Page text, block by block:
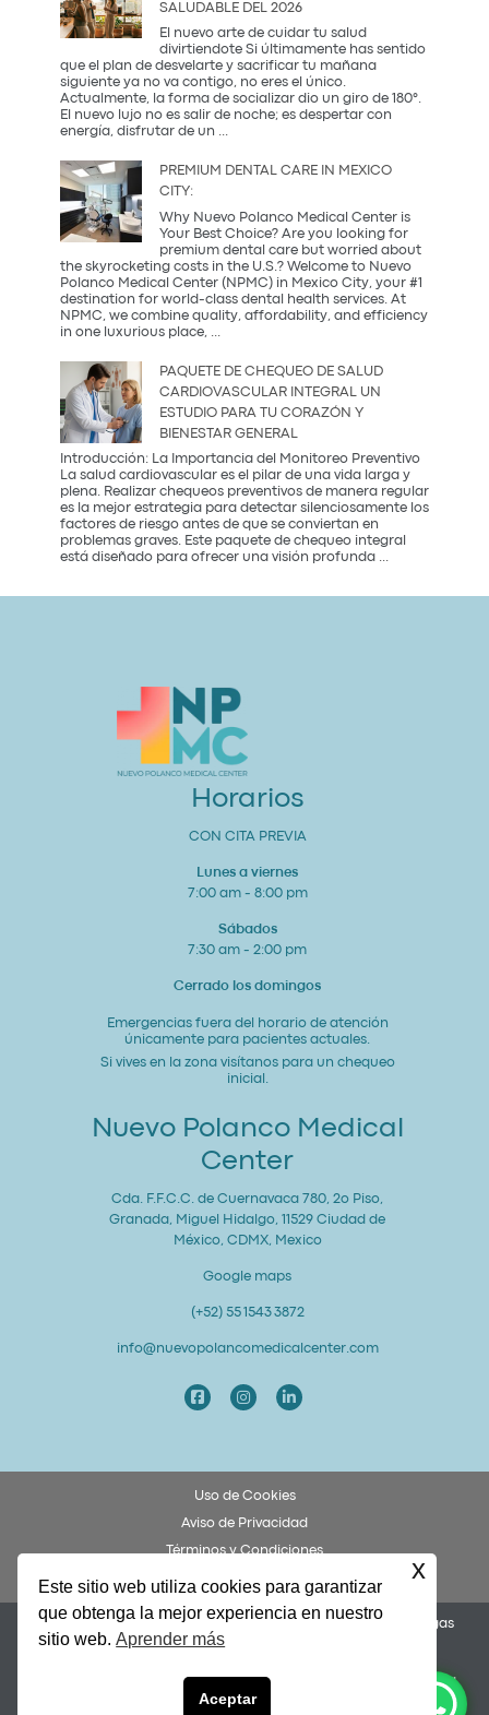
Tradición
SALUDABLE DEL 2026
El nuevo arte de cuidar tu salud
divirtiendote Si últimamente has sentido
que el plan de desvelarte y sacrificar tu mañana
siguiente ya no va contigo, no eres el único.
Actualmente, la forma de socializar dio un giro de 180°.
El nuevo lujo no es salir de noche; es despertar con
energía, disfrutar de un ...
una
Descubre
la
tendencia
más
saludable
del
2026
PREMIUM DENTAL CARE IN MEXICO
CITY:
Why Nuevo Polanco Medical Center is
Your Best Choice? Are you looking for
premium dental care but worried about
the skyrocketing costs in the U.S.? Welcome to Nuevo
Polanco Medical Center (NPMC) in Mexico City, your #1
destination for world-class dental health services. At
NPMC, we combine quality, affordability, and efficiency
in one luxurious place,
Care
Mexico
City:
PAQUETE DE CHEQUEO DE SALUD
CARDIOVASCULAR INTEGRAL UN
ESTUDIO PARA TU CORAZÓN Y
BIENESTAR GENERAL
Introducción: La Importancia del Monitoreo Preventivo
La salud cardiovascular es el pilar de una vida larga y
plena. Realizar chequeos preventivos de manera regular
es la mejor estrategia para detectar silenciosamente los
factores de riesgo antes de que se conviertan en
problemas graves. Este paquete de chequeo integral
está diseñado para ofrecer una visión profunda ...
Horarios
CON CITA PREVIA
Lunes a viernes
7:00 am - 8:00 pm
Sábados
7:30 am - 2:00 pm
Cerrado los domingos
Emergencias fuera del horario de atención
únicamente para pacientes actuales.
Si vives en la zona visítanos para un chequeo
inicial.
Nuevo Polanco Medical
Center
Cda. F.F.C.C. de Cuernavaca 780, 2o Piso,
Granada, Miguel Hidalgo, 11529 Ciudad de
México, CDMX, Mexico
Google maps
(+52) 55 1543 3872
info@nuevopolancomedicalcenter.com
Uso de Cookies
Aviso de Privacidad
Términos y Condiciones
Derechos y Obligaciones del Paciente
Permiso COFEPRIS 253300201A0049. Dr. Federico Ulises Villegas
García, Cédula 8873972.
Nuevo Polanco Medical Center y Alto Grado Lab Dental son una
unidad de negocio de Rive Energy Asociados S.A. de C.V. |
Este sitio web utiliza cookies para garantizar
que obtenga la mejor experiencia en nuestro
sitio web.Aprender más
Aceptar
x